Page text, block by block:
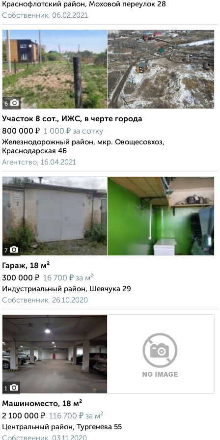
Краснофлотский район, Моховой переулок 28
Собственник, 06.02.2021
6
Участок 8 сот., ИЖС, в черте города
800 000 ₽ 1 000 ₽ за сотку
Железнодорожный район, мкр. Овощесовхоз,
Краснодарская 4Б
Агентство, 16.04.2021
7
Гараж, 18 м²
300 000 ₽ 16 700 ₽ за м²
Индустриальный район, Шевчука 29
Собственник, 26.10.2020
1
Машиноместо, 18 м²
2 100 000 ₽ 116 700 ₽ за м²
Центральный район, Тургенева 55
Собственник, 03.11.2020